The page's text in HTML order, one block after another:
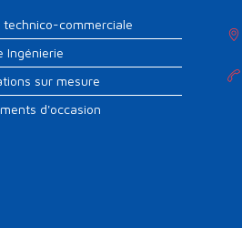
technico-commerciale
Ingénierie
sur mesure
d'occasion